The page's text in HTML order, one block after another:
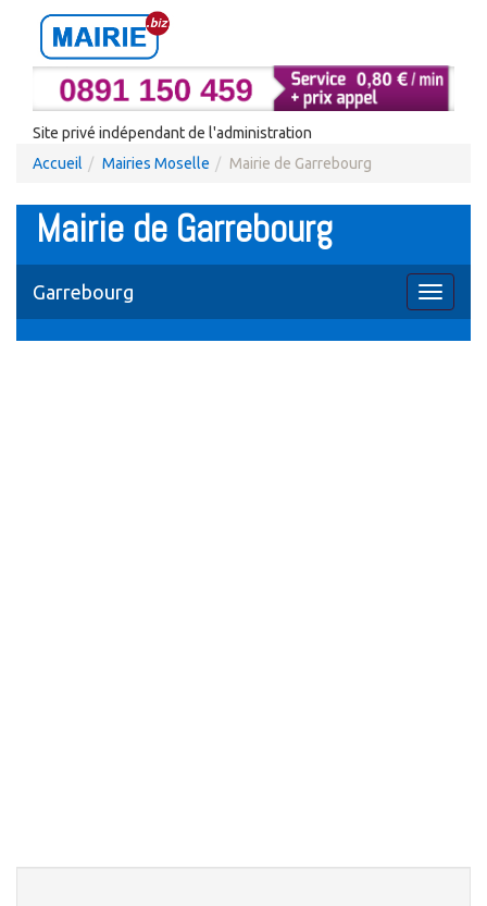
Site privé indépendant de l'administration
Accueil
Mairies Moselle Mairie de Garrebourg
Mairie de Garrebourg
Toggle
Garrebourg